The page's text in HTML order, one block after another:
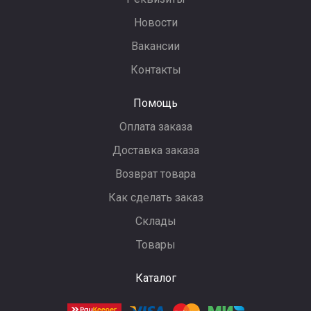
Новости
Вакансии
Контакты
Помощь
Оплата заказа
Доставка заказа
Возврат товара
Как сделать заказ
Склады
Товары
Каталог